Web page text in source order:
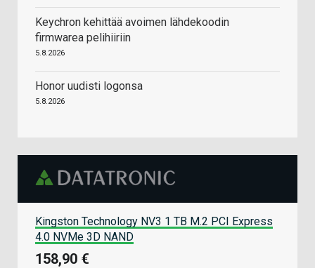
Keychron kehittää avoimen lähdekoodin
firmwarea pelihiiriin
5.8.2026
Honor uudisti logonsa
5.8.2026
Kingston Technology NV3 1 TB M.2 PCI Express
4.0 NVMe 3D NAND
158,90 €